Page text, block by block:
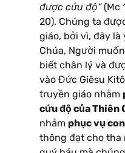
được cứu độ”(Mc
20). Chúng ta
giáo, bởi vì, đây là
Chúa, Người
biết chân lý và
vào Đức Giêsu
truyền giáo nhằm
cứu độ của Thiên
nhằm phục vụ
thông đạt cho tha